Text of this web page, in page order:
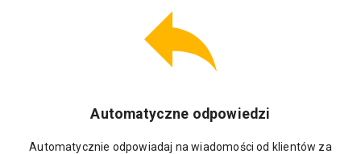
Automatyczne odpowiedzi
Automatycznie odpowiadaj na wiadomości od klientów za